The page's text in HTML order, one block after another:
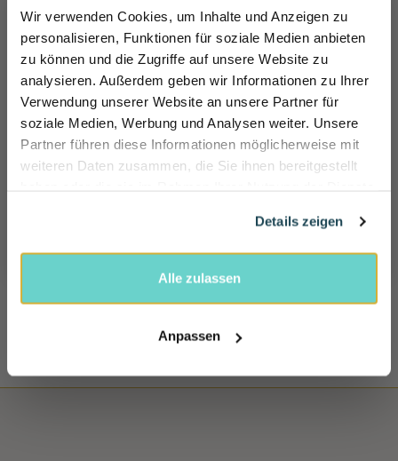
Wir verwenden Cookies, um Inhalte und Anzeigen zu
personalisieren, Funktionen für soziale Medien anbieten
zu können und die Zugriffe auf unsere Website zu
analysieren. Außerdem geben wir Informationen zu Ihrer
Verwendung unserer Website an unsere Partner für
soziale Medien, Werbung und Analysen weiter. Unsere
Partner führen diese Informationen möglicherweise mit
weiteren Daten zusammen, die Sie ihnen bereitgestellt
Details zeigen
Alle zulassen
Anpassen
VERSAND INNERHALB DEUTSCHLAND
ÖSTERREICH und das übrige Europa
KUNDENSERVICE
Wir helfen Ihnen gerne weiter!
Ma - Vr: 08.00 - 20.00
tel: +49 (0) 221-33 96 43 72
Sicher, schnell und bequem bei uns bezahlen
Sicher dir 10% Rabatt!
Name